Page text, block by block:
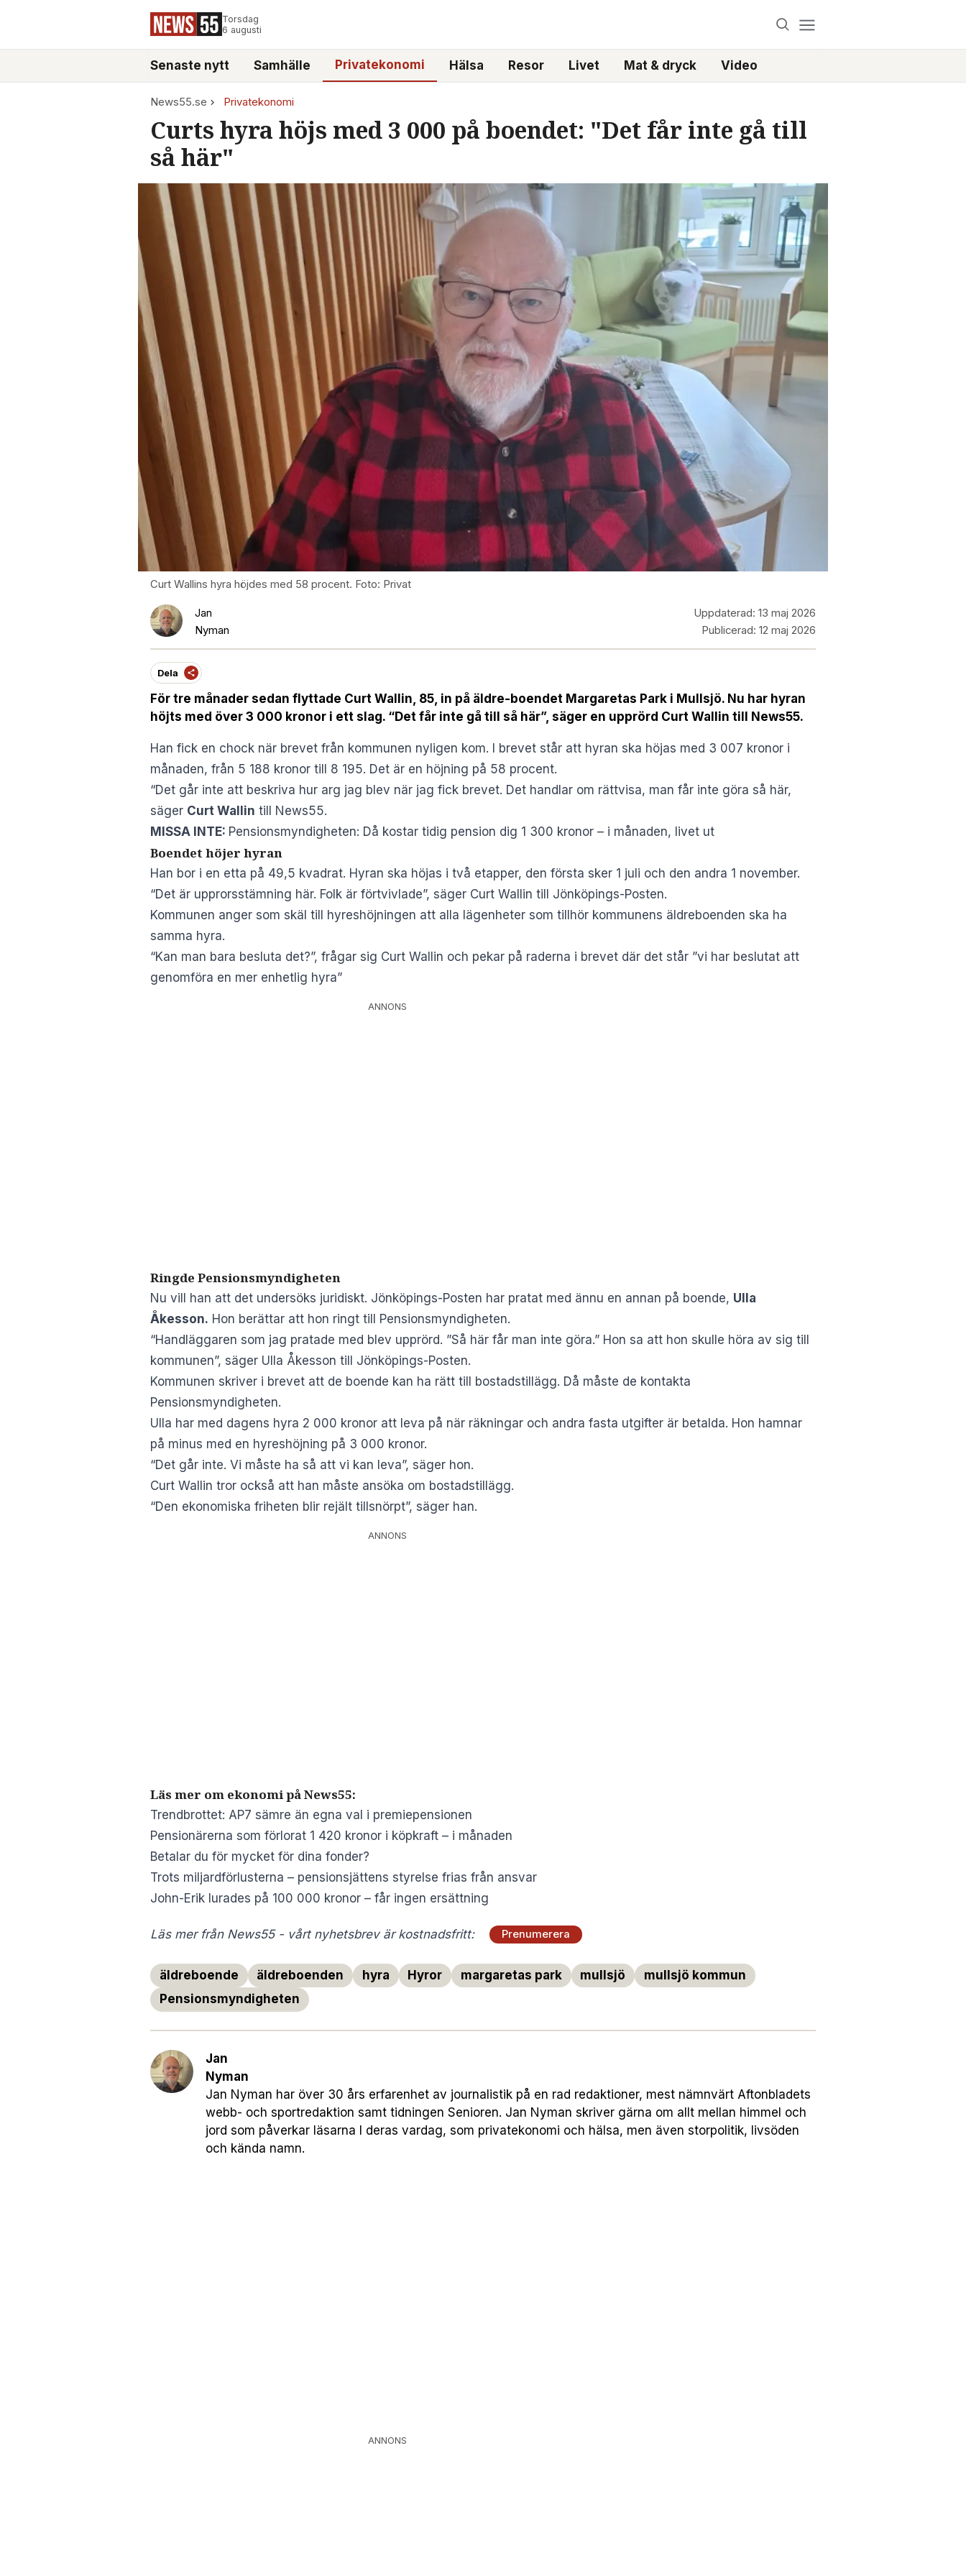
Torsdag
6 augusti
Senaste nytt Samhälle Privatekonomi Hälsa Resor Livet Mat & dryck Video
News55.se Privatekonomi
Curts hyra höjs med 3 000 på boendet: "Det får inte gå till
så här"
Curt Wallins hyra höjdes med 58 procent. Foto: Privat
Jan
Nyman
Uppdaterad: 13 maj 2026
Publicerad: 12 maj 2026
Dela
För tre månader sedan flyttade Curt Wallin, 85, in på äldre-boendet Margaretas Park i Mullsjö. Nu har hyran
höjts med över 3 000 kronor i ett slag. “Det får inte gå till så här”, säger en upprörd Curt Wallin till News55.
Han fick en chock när brevet från kommunen nyligen kom. I brevet står att hyran ska höjas med 3 007 kronor i
månaden, från 5 188 kronor till 8 195. Det är en höjning på 58 procent.
“Det går inte att beskriva hur arg jag blev när jag fick brevet. Det handlar om rättvisa, man får inte göra så här,
säger Curt Wallin till News55.
MISSA INTE: Pensionsmyndigheten: Då kostar tidig pension dig 1 300 kronor – i månaden, livet ut
Boendet höjer hyran
Han bor i en etta på 49,5 kvadrat. Hyran ska höjas i två etapper, den första sker 1 juli och den andra 1 november.
“Det är upprorsstämning här. Folk är förtvivlade”, säger Curt Wallin till Jönköpings-Posten.
Kommunen anger som skäl till hyreshöjningen att alla lägenheter som tillhör kommunens äldreboenden ska ha
samma hyra.
“Kan man bara besluta det?”, frågar sig Curt Wallin och pekar på raderna i brevet där det står ”vi har beslutat att
genomföra en mer enhetlig hyra”
ANNONS
Ringde Pensionsmyndigheten
Nu vill han att det undersöks juridiskt. Jönköpings-Posten har pratat med ännu en annan på boende, Ulla
Åkesson. Hon berättar att hon ringt till Pensionsmyndigheten.
“Handläggaren som jag pratade med blev upprörd. ”Så här får man inte göra.” Hon sa att hon skulle höra av sig till
kommunen”, säger Ulla Åkesson till Jönköpings-Posten.
Kommunen skriver i brevet att de boende kan ha rätt till bostadstillägg. Då måste de kontakta
Pensionsmyndigheten.
Ulla har med dagens hyra 2 000 kronor att leva på när räkningar och andra fasta utgifter är betalda. Hon hamnar
på minus med en hyreshöjning på 3 000 kronor.
“Det går inte. Vi måste ha så att vi kan leva”, säger hon.
Curt Wallin tror också att han måste ansöka om bostadstillägg.
“Den ekonomiska friheten blir rejält tillsnörpt”, säger han.
ANNONS
Läs mer om ekonomi på News55:
Trendbrottet: AP7 sämre än egna val i premiepensionen
Pensionärerna som förlorat 1 420 kronor i köpkraft – i månaden
Betalar du för mycket för dina fonder?
Trots miljardförlusterna – pensionsjättens styrelse frias från ansvar
John-Erik lurades på 100 000 kronor – får ingen ersättning
Läs mer från News55 - vårt nyhetsbrev är kostnadsfritt: Prenumerera
äldreboende äldreboenden hyra Hyror margaretas park mullsjö
mullsjö kommun
Pensionsmyndigheten
Jan
Nyman
Jan Nyman har över 30 års erfarenhet av journalistik på en rad redaktioner, mest nämnvärt Aftonbladets
webb- och sportredaktion samt tidningen Senioren. Jan Nyman skriver gärna om allt mellan himmel och
jord som påverkar läsarna I deras vardag, som privatekonomi och hälsa, men även storpolitik, livsöden
och kända namn.
ANNONS